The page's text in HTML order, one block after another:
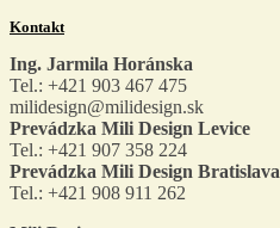
Kontakt
Ing. Jarmila Horánska
Tel.: +421 903 467 475
milidesign@milidesign.sk
Prevádzka Mili Design Levice
Tel.: +421 907 358 224
Prevádzka Mili Design Bratislava
Tel.: +421 908 911 262